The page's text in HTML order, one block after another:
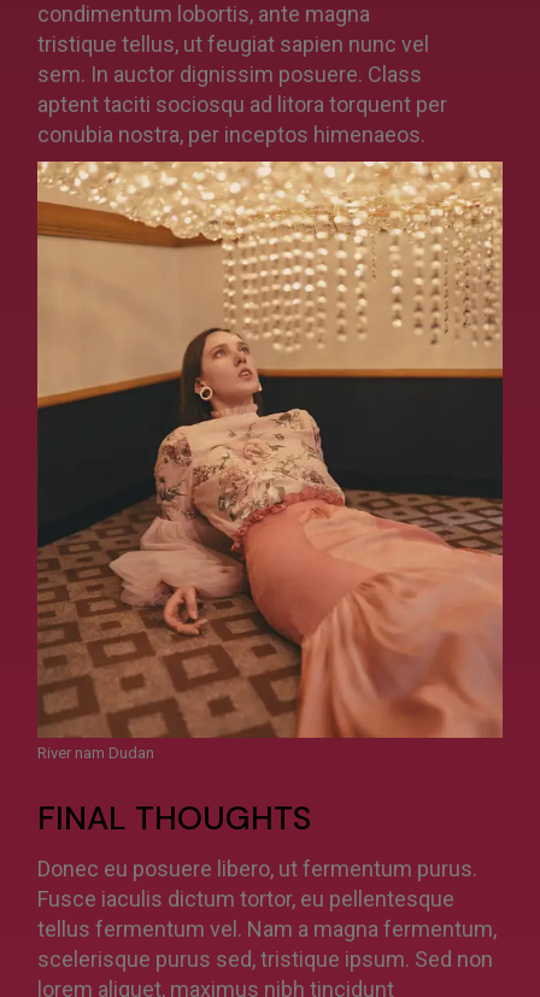
condimentum lobortis, ante magna
tristique tellus, ut feugiat sapien nunc vel
sem. In auctor dignissim posuere. Class
aptent taciti sociosqu ad litora torquent per
conubia nostra, per inceptos himenaeos.
River nam Dudan
FINAL THOUGHTS
Donec eu posuere libero, ut fermentum purus.
Fusce iaculis dictum tortor, eu pellentesque
tellus fermentum vel. Nam a magna fermentum,
scelerisque purus sed, tristique ipsum. Sed non
lorem aliquet, maximus nibh tincidunt